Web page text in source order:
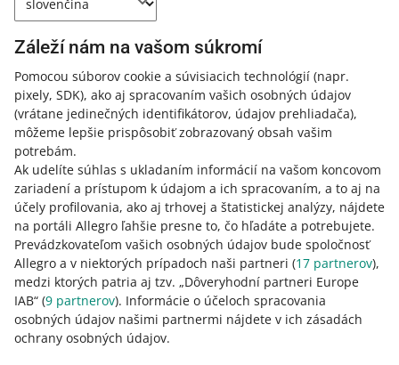
Záleží nám na vašom súkromí
Pomocou súborov cookie a súvisiacich technológií (napr.
pixely, SDK), ako aj spracovaním vašich osobných údajov
(vrátane jedinečných identifikátorov, údajov prehliadača),
môžeme lepšie prispôsobiť zobrazovaný obsah vašim
potrebám.
Ak udelíte súhlas s ukladaním informácií na vašom koncovom
zariadení a prístupom k údajom a ich spracovaním, a to aj na
účely profilovania, ako aj trhovej a štatistickej analýzy, nájdete
na portáli Allegro ľahšie presne to, čo hľadáte a potrebujete.
Prevádzkovateľom vašich osobných údajov bude spoločnosť
Allegro a v niektorých prípadoch naši partneri (17 partnerov),
medzi ktorých patria aj tzv. „Dôveryhodní partneri Europe
IAB“ (9 partnerov). Informácie o účeloch spracovania
osobných údajov našimi partnermi nájdete v ich zásadách
ochrany osobných údajov.
Okrem zoznamov produktov môžu kupujúci na Allegro
nájsť aj zoznamy s ponukami od konkrétnych predajcov,
napríklad zoznam všetkých ponúk s daným produktom.
V takýchto zoznamoch ponuky zobrazujeme a triedime.
Relevantnosť ponukyje predvolené zoradenie pre
zoznamy ponúk.
Pri triedení ponúk podľa relevantnosti berieme do úvahy
rovnaké faktory ako pri výbere Top ponuky. To znamená,
že čím vyššie sa vaša ponuka zobrazuje v zozname, tým
vyššia je jej šanca stať sa Top ponukou.
Pri triedení podľa relevantnosti berieme do úvahy, či je
produkt propagovaný. Propagované produkty však
nezobrazujeme v samostatnej sekcii.